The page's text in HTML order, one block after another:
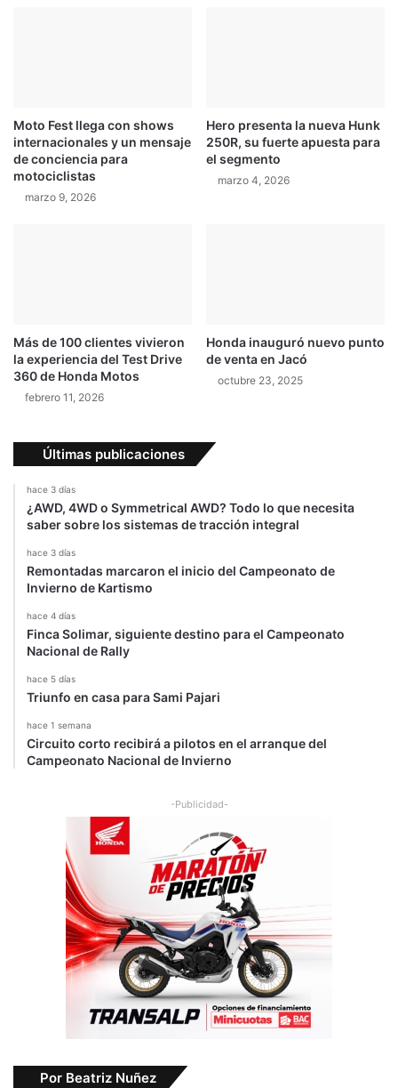
E
c
o
S
a
r
a
l
l
C
Moto Fest llega con shows
internacionales y un mensaje
de conciencia para
motociclistas
marzo 9, 2026
Hero presenta la nueva Hunk
250R, su fuerte apuesta para
el segmento
marzo 4, 2026
Más de 100 clientes vivieron
la experiencia del Test Drive
360 de Honda Motos
febrero 11, 2026
Honda inauguró nuevo punto
de venta en Jacó
octubre 23, 2025
Últimas publicaciones
hace 3 días
¿AWD, 4WD o Symmetrical AWD? Todo lo que necesita
saber sobre los sistemas de tracción integral
hace 3 días
Remontadas marcaron el inicio del Campeonato de
Invierno de Kartismo
hace 4 días
Finca Solimar, siguiente destino para el Campeonato
Nacional de Rally
hace 5 días
Triunfo en casa para Sami Pajari
hace 1 semana
Circuito corto recibirá a pilotos en el arranque del
Campeonato Nacional de Invierno
-Publicidad-
Por Beatriz Nuñez